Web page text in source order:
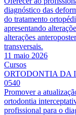
diagnóstico das
do tratamento
apresentando
alterações
transversais.
11 maio 2026
Cursos
ORTODONTIA DA
0540
Promover a
ortodontia
profissional para o